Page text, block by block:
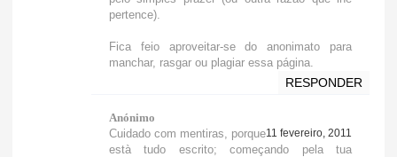
pertence).
Fica feio aproveitar-se do anonimato para
manchar, rasgar ou plagiar essa página.
RESPONDER
Anónimo
11 fevereiro, 2011
Cuidado com mentiras, porque
està tudo escrito; começando pela tua